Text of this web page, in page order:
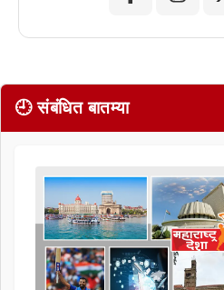
🕘 संबंधित बातम्या